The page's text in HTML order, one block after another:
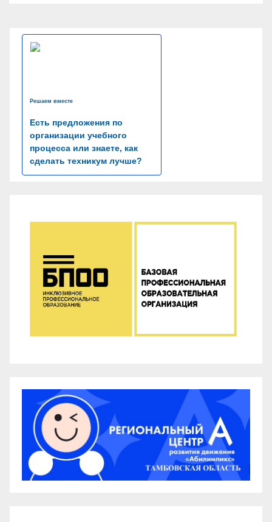
Решаем вместе
Есть предложения по
организации учебного
процесса или знаете, как
сделать техникум лучше?